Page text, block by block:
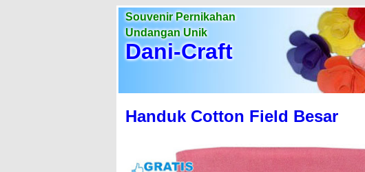
Souvenir Pernikahan
Undangan Unik
Dani-Craft
Handuk Cotton Field Besar